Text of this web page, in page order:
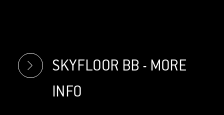
SKYFLOOR BB - MORE
INFO